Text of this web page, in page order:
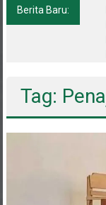
Berita Baru: